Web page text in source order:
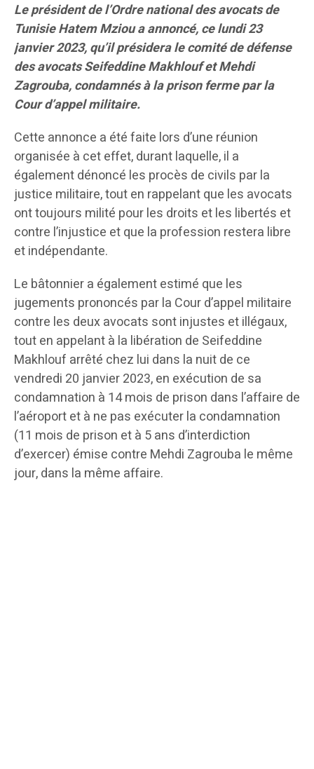
Le président de l’Ordre national des avocats de
Tunisie Hatem Mziou a annoncé, ce lundi 23
janvier 2023, qu’il présidera le comité de défense
des avocats Seifeddine Makhlouf et Mehdi
Zagrouba, condamnés à la prison ferme par la
Cour d’appel militaire.
Cette annonce a été faite lors d’une réunion
organisée à cet effet, durant laquelle, il a
également dénoncé les procès de civils par la
justice militaire, tout en rappelant que les avocats
ont toujours milité pour les droits et les libertés et
contre l’injustice et que la profession restera libre
et indépendante.
Le bâtonnier a également estimé que les
jugements prononcés par la Cour d’appel militaire
contre les deux avocats sont injustes et illégaux,
tout en appelant à la libération de Seifeddine
Makhlouf arrêté chez lui dans la nuit de ce
vendredi 20 janvier 2023, en exécution de sa
condamnation à 14 mois de prison dans l’affaire de
l’aéroport et à ne pas exécuter la condamnation
(11 mois de prison et à 5 ans d’interdiction
d’exercer) émise contre Mehdi Zagrouba le même
jour, dans la même affaire.